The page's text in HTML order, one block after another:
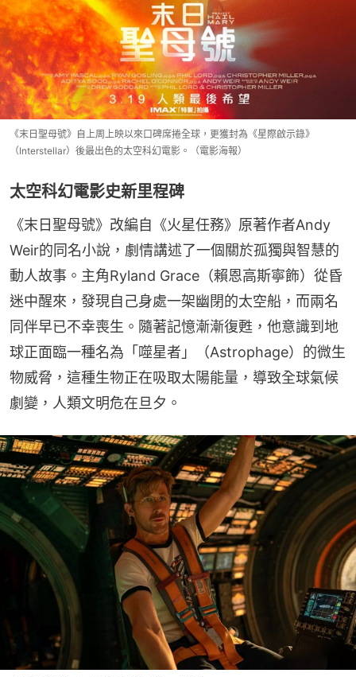
《末日聖母號》自上周上映以來口碑席捲全球，更獲封為《星際啟示錄》
（Interstellar）後最出色的太空科幻電影。（電影海報）
太空科幻電影史新里程碑
《末日聖母號》改編自《火星任務》原著作者Andy
Weir的同名小說，劇情講述了一個關於孤獨與智慧的
動人故事。主角Ryland Grace（賴恩高斯寧飾）從昏
迷中醒來，發現自己身處一架幽閉的太空船，而兩名
同伴早已不幸喪生。隨著記憶漸漸復甦，他意識到地
球正面臨一種名為「噬星者」（Astrophage）的微生
物威脅，這種生物正在吸取太陽能量，導致全球氣候
劇變，人類文明危在旦夕。